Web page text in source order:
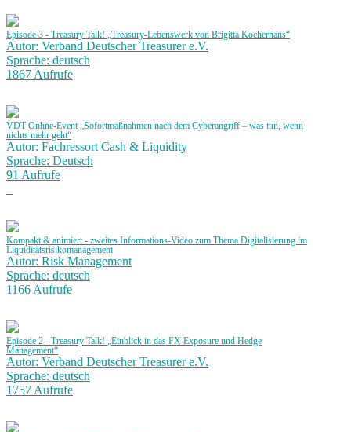
Episode 3 - Treasury Talk! „Treasury-Lebenswerk von Brigitta Kocherhans“
Autor: Verband Deutscher Treasurer e.V.
Sprache: deutsch
1867 Aufrufe
VDT Online-Event „Sofortmaßnahmen nach dem Cyberangriff – was tun, wenn
nichts mehr geht“
Autor: Fachressort Cash & Liquidity
Sprache: Deutsch
91 Aufrufe
Kompakt & animiert - zweites Informations-Video zum Thema Digitalisierung im
Liquiditätsrisikomanagement
Autor: Risk Management
Sprache: deutsch
1166 Aufrufe
Episode 2 - Treasury Talk! „Einblick in das FX Exposure und Hedge
Management“
Autor: Verband Deutscher Treasurer e.V.
Sprache: deutsch
1757 Aufrufe